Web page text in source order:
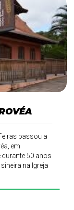
passou a
em
durante 50 anos
na Igreja